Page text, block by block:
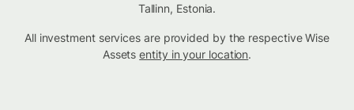
Tallinn, Estonia.
All investment services are provided by the respective Wise
Assetsentity in your location.